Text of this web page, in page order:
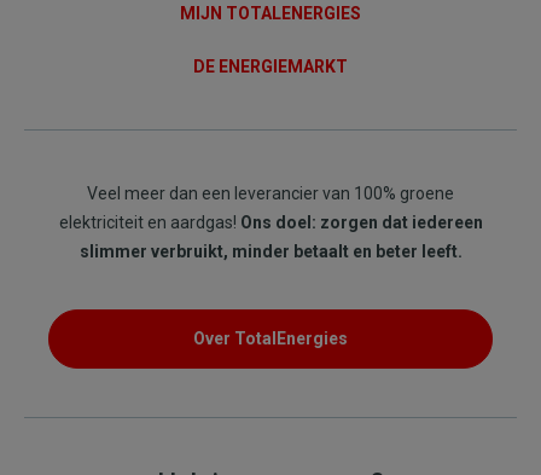
MIJN TOTALENERGIES
DE ENERGIEMARKT
Veel meer dan een leverancier van 100% groene
elektriciteit en aardgas! Ons doel: zorgen dat iedereen
slimmer verbruikt, minder betaalt en beter leeft.
Over TotalEnergies